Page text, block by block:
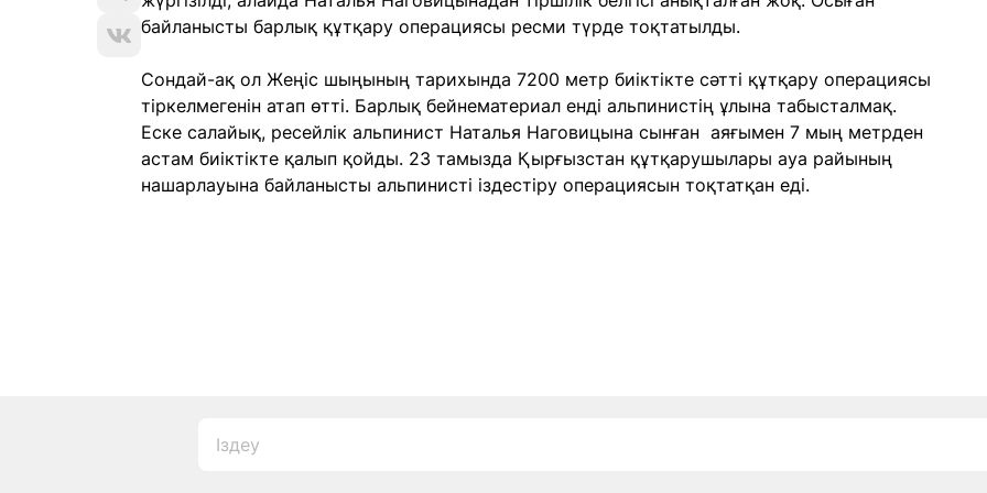
байланысты барлық құтқару операциясы ресми түрде тоқтатылды.
Сондай-ақ ол Жеңіс шыңының тарихында 7200 метр биіктікте сәтті құтқару операциясы
тіркелмегенін атап өтті. Барлық бейнематериал енді альпинистің ұлына табысталмақ.
Еске салайық, ресейлік альпинист Наталья Наговицына сынған аяғымен 7 мың метрден
астам биіктікте қалып қойды. 23 тамызда Қырғызстан құтқарушылары ауа райының
нашарлауына байланысты альпинисті іздестіру операциясын тоқтатқан еді.